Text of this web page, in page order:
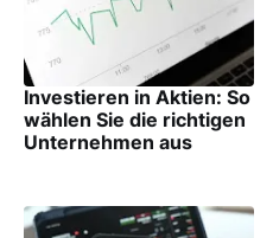
Investieren in Aktien: So
wählen Sie die richtigen
Unternehmen aus